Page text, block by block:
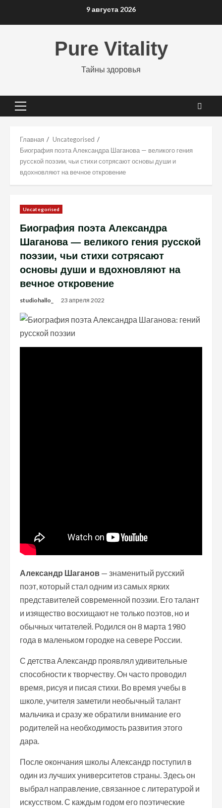
9 августа 2026
Pure Vitality
Тайны здоровья
Основное
Главная
Uncategorised
Биография поэта Александра Шаганова — великого гения
русской поэзии, чьи стихи сотрясают основы души и
вдохновляют на вечное откровение
Uncategorised
Биография поэта Александра
Шаганова — великого гения русской
поэзии, чьи стихи сотрясают
основы души и вдохновляют на
вечное откровение
studiohallo_ 23 апреля 2022
Александр Шаганов — знаменитый русский
поэт, который стал одним из самых ярких
представителей современной поэзии. Его талант
и изящество восхищают не только поэтов, но и
обычных читателей. Родился он 8 марта 1980
года в маленьком городке на севере России.
С детства Александр проявлял удивительные
способности к творчеству. Он часто проводил
время, рисуя и писая стихи. Во время учебы в
школе, учителя заметили необычный талант
мальчика и сразу же обратили внимание его
родителей на необходимость развития этого
дара.
После окончания школы Александр поступил в
один из лучших университетов страны. Здесь он
выбрал направление, связанное с литературой и
искусством. С каждым годом его поэтические